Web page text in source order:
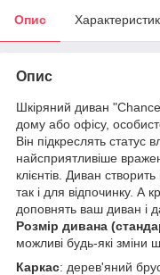
Опис
Опис
Шкіряний диван
дому або офісу,
Він підкреслять статус
найсприятливіше
клієнтів. Диван
так і для відпочинку. А
доповнять ваш диван і
Розмір дивана
можливі будь-які зміни
Каркас: дерев'яний